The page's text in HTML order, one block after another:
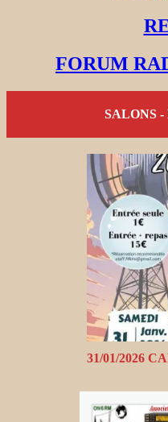
FORUM
SALONS
31/01/2026